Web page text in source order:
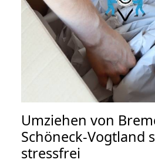
Umziehen von
Schöneck-Vogtland
stressfrei